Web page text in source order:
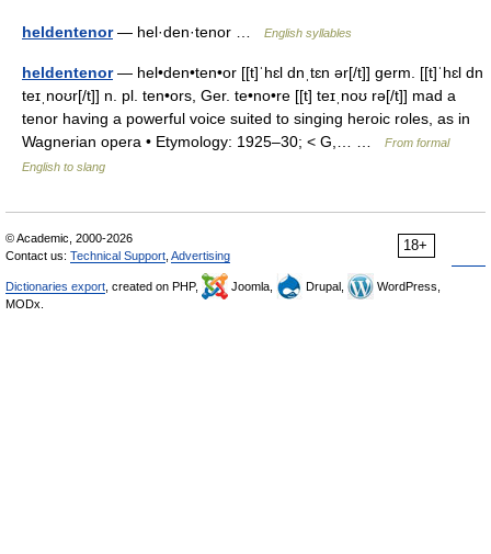
heldentenor— hel·den·tenor … English syllables
heldentenor— hel•den•ten•or [[t]ˈhɛl dnˌtɛn ər[/t]] germ. [[t]ˈhɛl dn
teɪˌnoʊr[/t]] n. pl. ten•ors, Ger. te•no•re [[t] teɪˌnoʊ rə[/t]] mad a
tenor having a powerful voice suited to singing heroic roles, as in
Wagnerian opera • Etymology: 1925–30; < G,… …
From formal
English to slang
18+
© Academic, 2000-2026
Contact us: Technical Support Advertising
Dictionaries export , created on PHP, Joomla, Drupal,
WordPress,
MODx.